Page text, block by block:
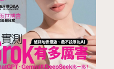
，另外思科亦有I